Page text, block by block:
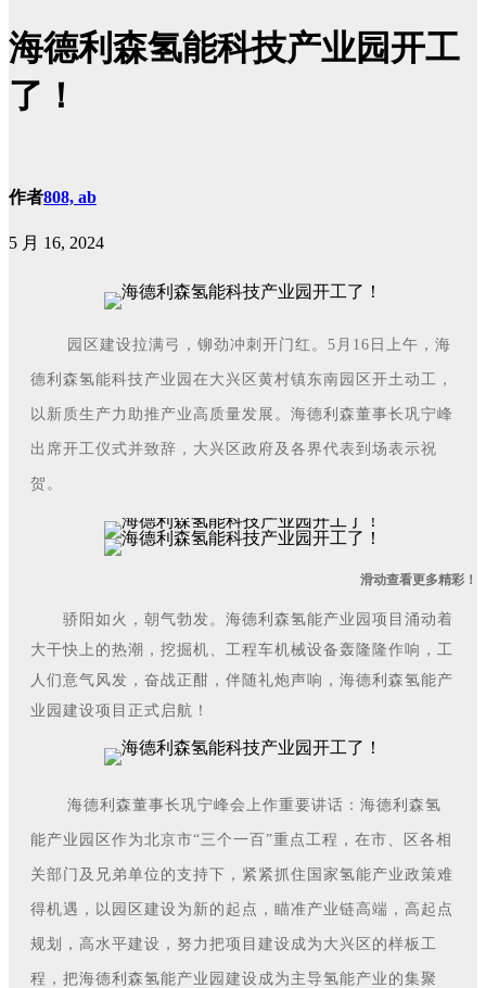
海德利森氢能科技产业园开工
了！
作者808, ab
5 月 16, 2024
园区建设拉满弓，铆劲冲刺开门红。5月16日上午，海
德利森氢能科技产业园在大兴区黄村镇东南园区开土动工，
以新质生产力助推产业高质量发展。海德利森董事长巩宁峰
出席开工仪式并致辞，大兴区政府及各界代表到场表示祝
贺。
滑动查看更多精彩！
骄阳如火，朝气勃发。海德利森氢能产业园项目涌动着
大干快上的热潮，挖掘机、工程车机械设备轰隆隆作响，工
人们意气风发，奋战正酣，伴随礼炮声响，海德利森氢能产
业园建设项目正式启航！
海德利森董事长巩宁峰会上作重要讲话：海德利森氢
能产业园区作为北京市“三个一百”重点工程，在市、区各相
关部门及兄弟单位的支持下，紧紧抓住国家氢能产业政策难
得机遇，以园区建设为新的起点，瞄准产业链高端，高起点
规划，高水平建设，努力把项目建设成为大兴区的样板工
程，把海德利森氢能产业园建设成为主导氢能产业的集聚